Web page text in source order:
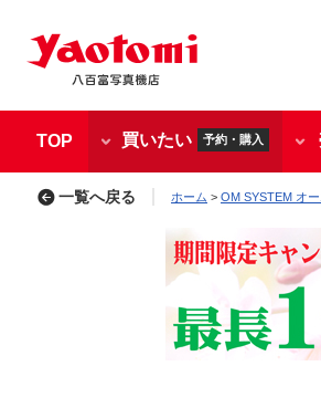
TOP 買いたい 予約・購入
一覧へ戻る ホーム > OM SYSTEM オ